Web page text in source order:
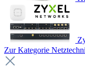
Zur Kategorie